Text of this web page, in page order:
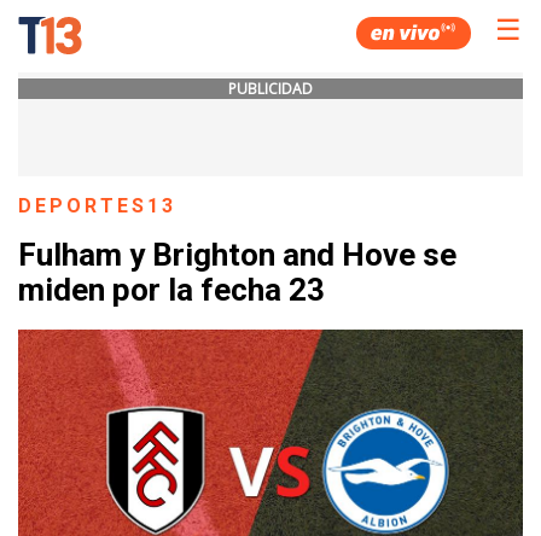
☰
PUBLICIDAD
DEPORTES13
Fulham y Brighton and Hove se
miden por la fecha 23